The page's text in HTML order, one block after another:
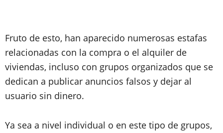
Fruto de esto, han aparecido numerosas estafas
relacionadas con la compra o el alquiler de
viviendas, incluso con grupos organizados que se
dedican a publicar anuncios falsos y dejar al
usuario sin dinero.
Ya sea a nivel individual o en este tipo de grupos,